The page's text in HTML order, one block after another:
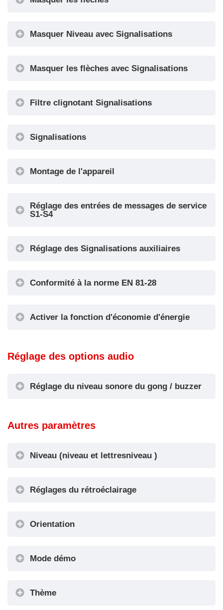
Réglage du décalage de niveau
Valeur du décalage
Première visualisation
Configuration des flèches
Configuration des flèches
Cacher les symboles Niveau
Cacher les flèches
Masquer Niveau avec Signalisations
Masquer Niveau avec Signalisations
Masquer les flèches avec Signalisations
Masquer les flèches avec Signalisations
Filtre clignotant Signalisations
Filtre clignotant Signalisations
Signalisations
Signalisations
Montage de l'appareil
Montage de l'appareil
Réglage des entrées de messages de service
S1-S4
Configuration des entrées S1-S4
Réglage des Signalisations auxiliaires
AUX Signalisations Configuration
Conformité à la norme EN 81-28
EN81-28
Activer la fonction d'économie d'énergie
Minuterie pour économiseur d'écran
Réglage des options audio
Réglage du niveau sonore du gong / buzzer
/ buzzer
Autres paramètres
Niveau (niveau et lettresniveau )
Réglages du rétroéclairage
du rétroéclairage
Orientation
Mode démo
Thème